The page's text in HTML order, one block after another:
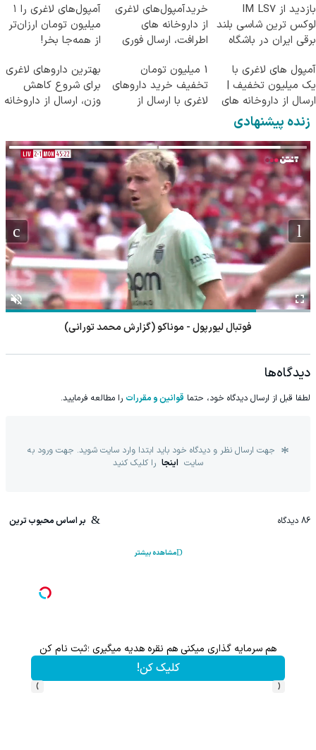
بازدید از IM LS7
لوکس ترین شاسی بلند
برقی ایران در باشگاه
خریدآمپول‌های لاغری
از داروخانه های
اطرافت، ارسال فوری
آمپول‌های لاغری را ۱
میلیون تومان ارزان‌تر
از همه‌جا بخر!
آمپول های لاغری با
یک میلیون تخفیف |
ارسال از داروخانه های
معتبر
1 میلیون تومان
تخفیف خرید داروهای
لاغری با ارسال از
بهترین داروهای لاغری
برای شروع کاهش
وزن، ارسال از داروخانه
زنده پیشنهادی
فوتبال لیورپول - موناکو (گزارش محمد تورانی)
دیدگاه‌ها
لطفا قبل از ارسال دیدگاه خود، حتما قوانین و مقررات را مطالعه فرمایید.
جهت ارسال نظر و دیدگاه خود باید ابتدا وارد سایت شوید. جهت ورود به
سایت اینجا را کلیک کنید
86 دیدگاه بر اساس محبوب ترین
مشاهده بیشتر
هم سرمایه گذاری میکنی هم نقره هدیه میگیری ؛ثبت نام کن
کلیک کن!
‹
›